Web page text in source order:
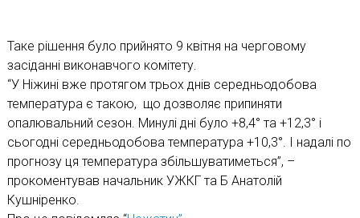
Таке рішення було прийнято 9 квітня на черговому
засіданні виконавчого комітету.
“У Ніжині вже протягом трьох днів середньодобова
температура є такою, що дозволяє припиняти
опалювальний сезон. Минулі дні було +8,4° та +12,3° і
сьогодні середньодобова температура +10,3°. І надалі по
прогнозу ця температура збільшуватиметься”, –
прокоментував начальник УЖКГ та Б Анатолій
Кушніренко.